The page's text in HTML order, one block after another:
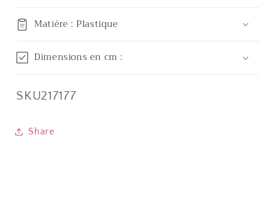
Matière : Plastique
Dimensions en cm :
SKU:
SKU217177
Share